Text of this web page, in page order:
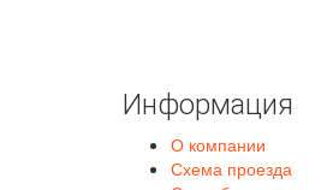
Информация
О компании
Схема проезда